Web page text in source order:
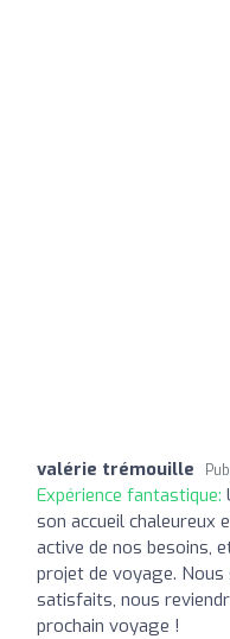
valérie trémouille
Expérience fantastique:
son accueil chaleureux
active de nos besoins,
projet de voyage.
satisfaits, nous
prochain voyage !